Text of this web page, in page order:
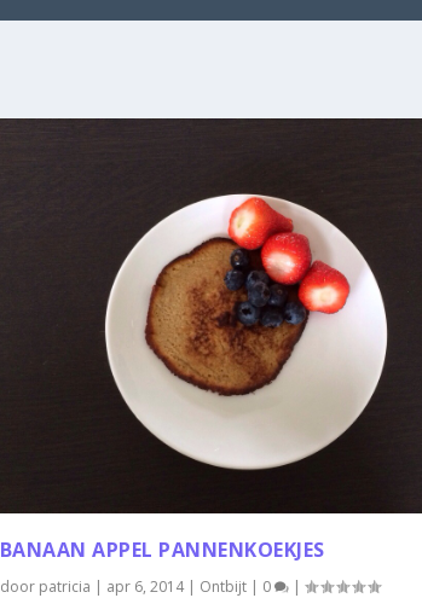
BANAAN APPEL PANNENKOEKJES
door patricia | apr 6, 2014| Ontbijt| 0 |